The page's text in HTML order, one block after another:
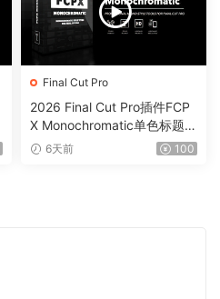
Final Cut Pro
2026 Final Cut Pro插件FCP
X Monochromatic单色标题背
景动画字幕0198
6天前 100